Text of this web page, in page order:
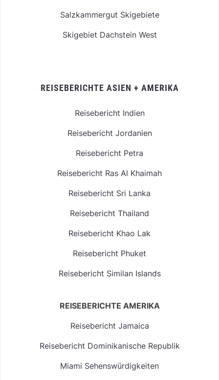
Salzkammergut Skigebiete
Skigebiet Dachstein West
REISEBERICHTE ASIEN + AMERIKA
Reisebericht Indien
Reisebericht Jordanien
Reisebericht Petra
Reisebericht Ras Al Khaimah
Reisebericht Sri Lanka
Reisebericht Thailand
Reisebericht Khao Lak
Reisebericht Phuket
Reisebericht Similan Islands
REISEBERICHTE AMERIKA
Reisebericht Jamaica
Reisebericht Dominikanische Republik
Miami Sehenswürdigkeiten